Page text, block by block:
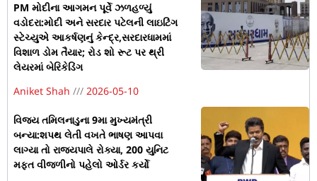
PM મોદીના આગમન પૂર્વે ઝળહળ્યું
વડોદરા:મોદી અને સરદાર પટેલની લાઇટિંગ
સ્ટેચ્યુએ આકર્ષણનું કેન્દ્ર,સરદારધામમાં
વિશાળ ડોમ તૈયાર; રોડ શો રૂટ પર થ્રી
લેયરમાં બેરિકેડિંગ
Aniket Shah
2026-05-10
વિજય તમિલનાડુના 9મા મુખ્યમંત્રી
બન્યા:શપથ લેતી વખતે ભાષણ આપવા
લાગ્યા તો રાજ્યપાલે રોક્યા, 200 યુનિટ
મફત વીજળીનો પહેલો ઓર્ડર કર્યો